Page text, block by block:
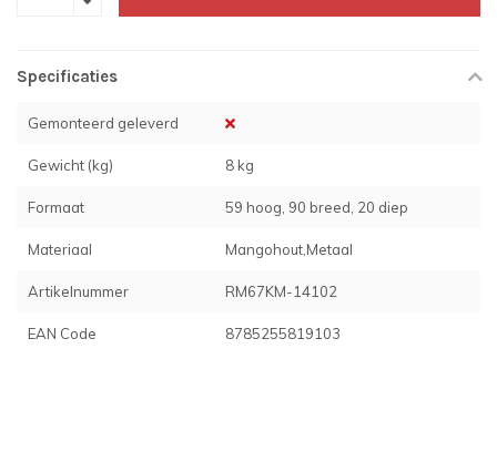
Specificaties
Gemonteerd geleverd
Gewicht (kg) 8 kg
Formaat 59 hoog, 90 breed, 20 diep
Materiaal Mangohout,Metaal
Artikelnummer RM67KM-14102
EAN Code 8785255819103